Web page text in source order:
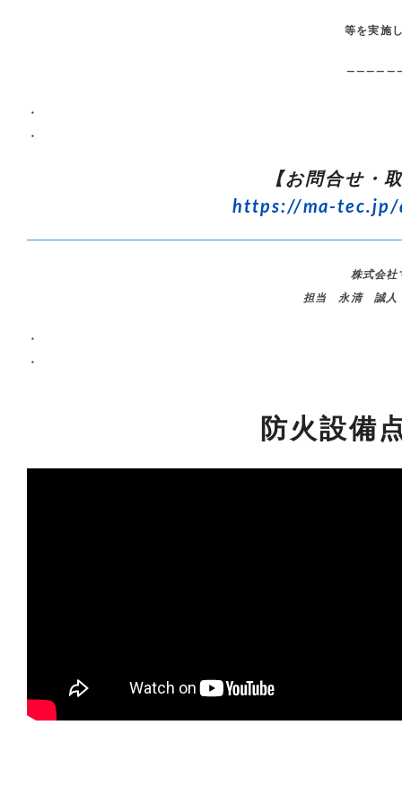
等を実施
・
・
【お問合せ・
https://ma-
株式会社
担当 永清 誠人
・
・
防火設備